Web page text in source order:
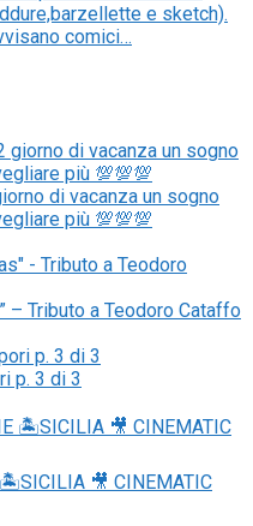
e sketch).
comici…
di vacanza un sogno
più 💯💯💯
– Tributo a Teodoro Cataffo
p. 3 di 3
🎥 CINEMATIC